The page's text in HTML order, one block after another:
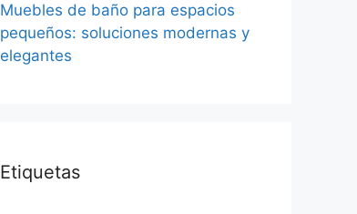
Muebles de baño para espacios
pequeños: soluciones modernas y
elegantes
Etiquetas